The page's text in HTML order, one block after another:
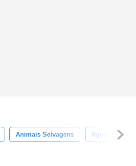
Animais Selvagens Agua